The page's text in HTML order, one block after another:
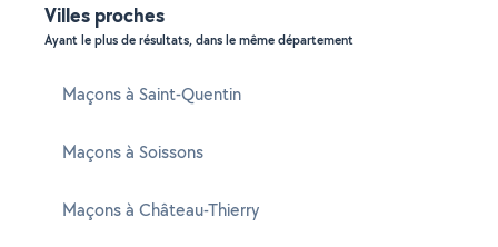
Villes proches
Ayant le plus de résultats, dans le même département
Maçons à Saint-Quentin
Maçons à Soissons
Maçons à Château-Thierry